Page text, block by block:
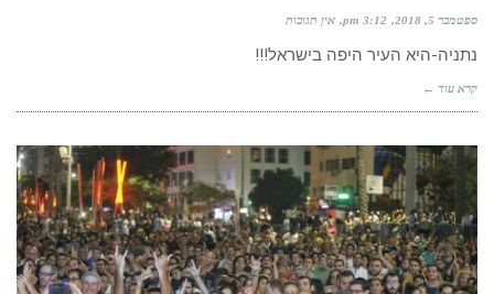
נתניה-היא העיר היפה בישראל!!!
קרא עוד ←